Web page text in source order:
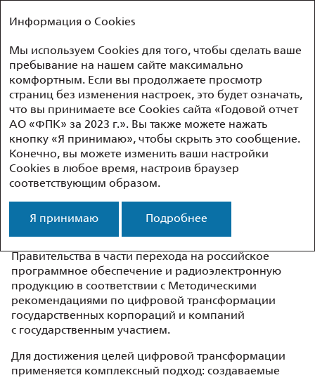
ПАССАЖИРСКАЯ КОМПАНИЯ
Обзор результатов
Цифровые проекты
Цифровая трансформация
в АО «ФПК»
АО «ФПК» реализует Стратегию цифровой
трансформации для исполнения поручений
Правительства в части перехода на российское
программное обеспечение и радиоэлектронную
продукцию в соответствии с Методическими
рекомендациями по цифровой трансформации
государственных корпораций и компаний
с государственным участием.
Для достижения целей цифровой трансформации
применяется комплексный подход: создаваемые
Информация о Cookies
Мы используем Cookies для того, чтобы сделать ваше
пребывание на нашем сайте максимально
комфортным. Если вы продолжаете просмотр
страниц без изменения настроек, это будет означать,
что вы принимаете все Cookies сайта «Годовой отчет
АО «ФПК» за 2023 г.». Вы также можете нажать
кнопку «Я принимаю», чтобы скрыть это сообщение.
Конечно, вы можете изменить ваши настройки
Cookies в любое время, настроив браузер
соответствующим образом.
Я принимаю Подробнее